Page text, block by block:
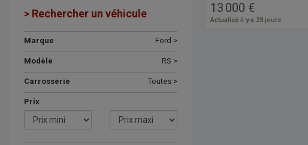
> Rechercher un véhicule
Marque Ford >
Modèle RS >
Carrosserie Toutes >
Prix
13 000 €
Actualisé il y a 23 jours